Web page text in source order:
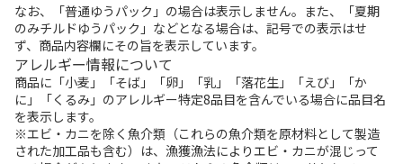
なお、「普通ゆうパック」の場合は表示しません。また、「夏期
のみチルドゆうパック」などとなる場合は、記号での表示はせ
ず、商品内容欄にその旨を表示しています。
アレルギー情報について
商品に「小麦」「そば」「卵」「乳」「落花生」「えび」「か
に」「くるみ」のアレルギー特定8品目を含んでいる場合に品目名
を表示します。
※エビ・カニを除く魚介類（これらの魚介類を原材料として製造
された加工品も含む）は、漁獲漁法によりエビ・カニが混じって